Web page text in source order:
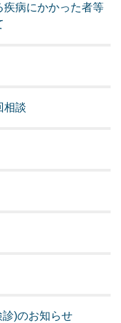
疾病にかかった者等
相談
)のお知らせ